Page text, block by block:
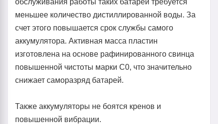
обслуживания работы таких батарей требуется
меньшее количество дистиллированной воды. За
счет этого повышается срок службы самого
аккумулятора. Активная масса пластин
изготовлена на основе рафинированного свинца
повышенной чистоты марки С0, что значительно
снижает саморазряд батарей.
Также аккумуляторы не боятся кренов и
повышенной вибрации.